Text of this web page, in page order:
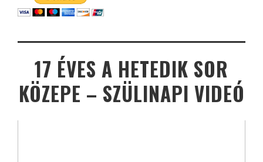
17 ÉVES A HETEDIK SOR
KÖZEPE – SZÜLINAPI VIDEÓ